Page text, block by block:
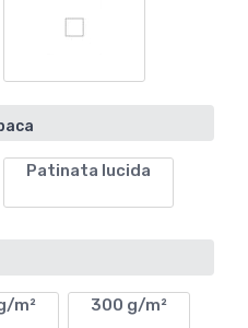
Patinata lucida
m² 300 g/m²